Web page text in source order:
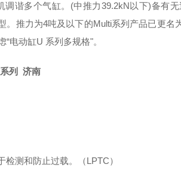
调谐多个气缸。(中推力39.2kN以下)备有
。推力为4吨及以下的Multi系列产品已更名
电动缸U 系列多规格"。
列 济南
测和防止过载。（LPTC）